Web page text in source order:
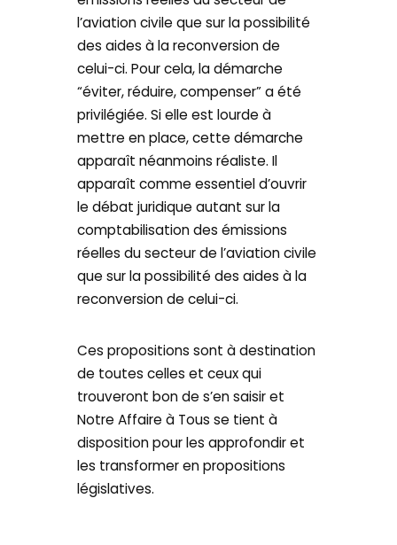
l’aviation civile que sur la possibilité
des aides à la reconversion de
celui-ci. Pour cela, la démarche
“éviter, réduire, compenser” a été
privilégiée. Si elle est lourde à
mettre en place, cette démarche
apparaît néanmoins réaliste. Il
apparaît comme essentiel d’ouvrir
le débat juridique autant sur la
comptabilisation des émissions
réelles du secteur de l’aviation civile
que sur la possibilité des aides à la
reconversion de celui-ci.
Ces propositions sont à destination
de toutes celles et ceux qui
trouveront bon de s’en saisir et
Notre Affaire à Tous se tient à
disposition pour les approfondir et
les transformer en propositions
législatives.